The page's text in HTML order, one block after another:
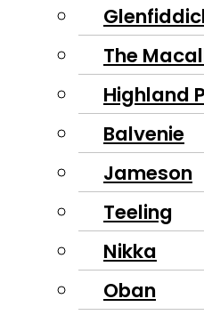
The
Highland
Balvenie
Jameson
Teeling
Nikka
Oban